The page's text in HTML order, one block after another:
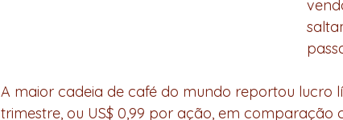
A maior cadeia de café do mundo reportou lucro
trimestre, ou US$ 0,99 por ação, em comparação